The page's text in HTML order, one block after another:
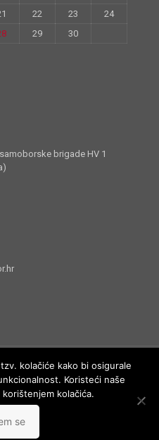
22 23
24
29 30
brigade HV 1
- 2022. Sva prava pridržana.
kolačiće kako bi osigurale
Koristeći naše
kolačića.
se